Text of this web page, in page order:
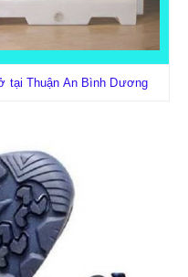
CHÁY
tại Thuận An Bình Dương